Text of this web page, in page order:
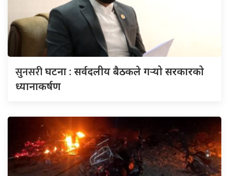
सुनसरीघटना : सर्वदलीय बैठकले गर्‍यो सरकारको
ध्यानाकर्षण